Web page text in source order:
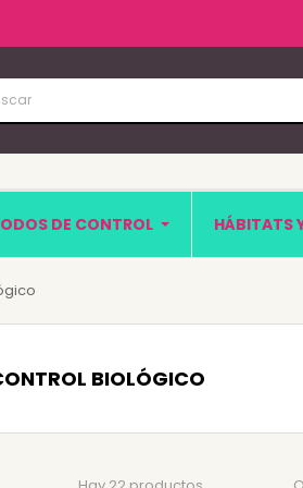
DE CONTROL HÁBITATS
BIOLÓGICO